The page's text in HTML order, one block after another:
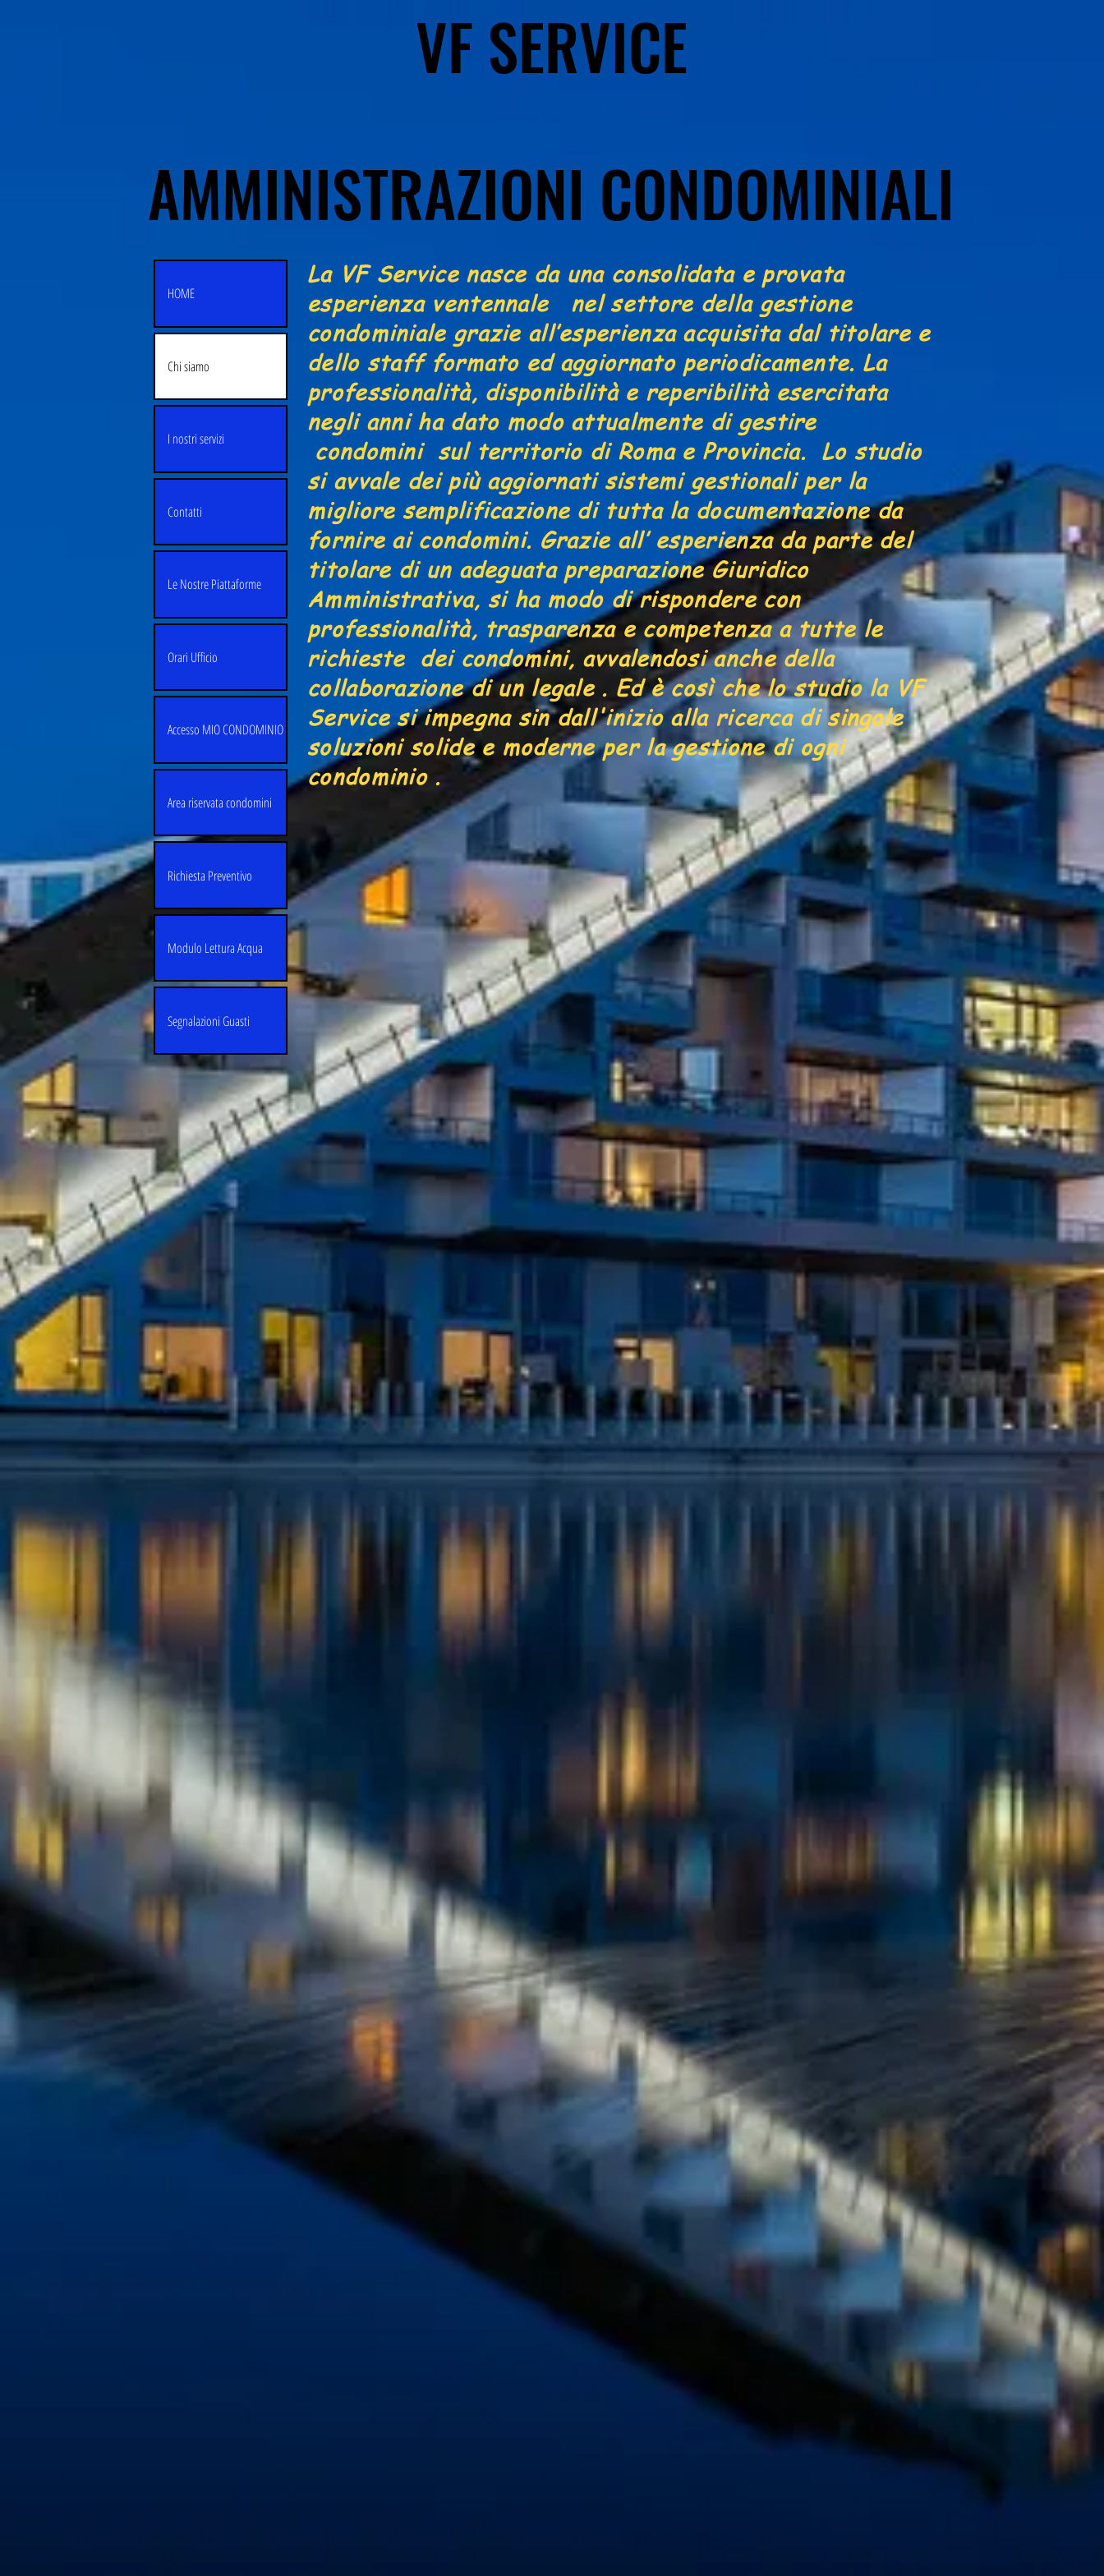
VF SERVICE
AMMINISTRAZIONI CONDOMINIALI
VF SERVICE
AMMINISTRAZIONI CONDOMINIALI
HOME
Chi siamo
I nostri servizi
Contatti
Le Nostre Piattaforme
Orari Ufficio
Accesso MIO CONDOMINIO
Area riservata condomini
Richiesta Preventivo
Modulo Lettura Acqua
Segnalazioni Guasti
La VF Service nasce da una consolidata e provata
esperienza ventennale nel settore della gestione
condominiale grazie all’esperienza acquisita dal titolare e
dello staff formato ed aggiornato periodicamente. La
professionalità, disponibilità e reperibilità esercitata
negli anni ha dato modo attualmente di gestire
condomini sul territorio di Roma e Provincia. Lo studio
si avvale dei più aggiornati sistemi gestionali per la
migliore semplificazione di tutta la documentazione da
fornire ai condomini. Grazie all’ esperienza da parte del
titolare di un adeguata preparazione Giuridico
Amministrativa, si ha modo di rispondere con
professionalità, trasparenza e competenza a tutte le
richieste dei condomini, avvalendosi anche della
collaborazione di un legale . Ed è così che lo studio la VF
Service si impegna sin dall'inizio alla ricerca di singole
soluzioni solide e moderne per la gestione di ogni
condominio .